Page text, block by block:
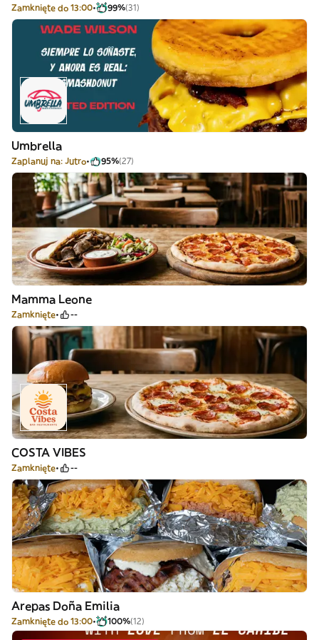
Zamknięte do 13:00 99%(31)
Umbrella
Zaplanuj na: Jutro 95%(27)
Mamma Leone
Zamknięte --
COSTA VIBES
Zamknięte --
Arepas Doña Emilia
Zamknięte do 13:00 100%(12)